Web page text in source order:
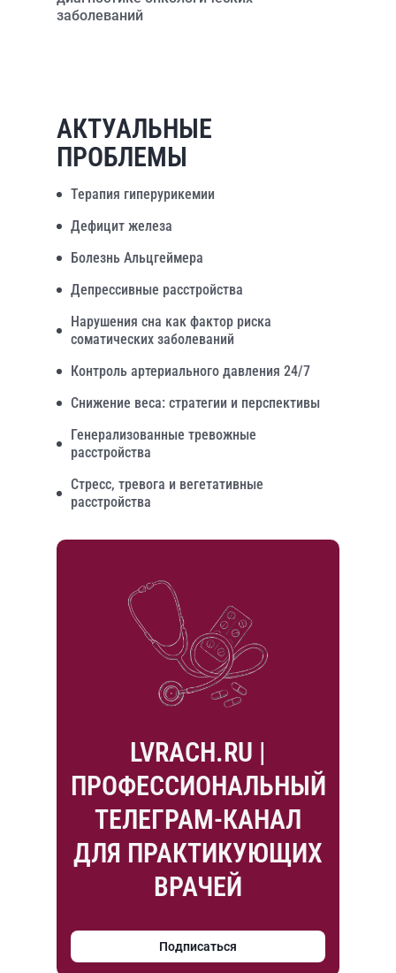
заболеваний
АКТУАЛЬНЫЕ
ПРОБЛЕМЫ
Терапия гиперурикемии
Дефицит железа
Болезнь Альцгеймера
Депрессивные расстройства
Нарушения сна как фактор риска
соматических заболеваний
Контроль артериального давления 24/7
Снижение веса: стратегии и перспективы
Генерализованные тревожные
расстройства
Стресс, тревога и вегетативные
расстройства
LVRACH.RU |
ПРОФЕССИОНАЛЬНЫЙ
ТЕЛЕГРАМ-КАНАЛ
ДЛЯ ПРАКТИКУЮЩИХ
ВРАЧЕЙ
Подписаться